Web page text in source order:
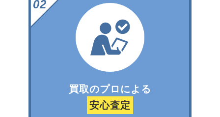
買取のプロによる
安心査定